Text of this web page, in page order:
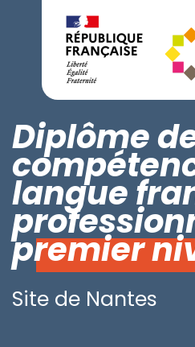
Diplôme
langue
premier
Site de Nantes